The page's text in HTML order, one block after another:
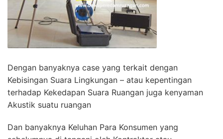
Dengan banyaknya case yang terkait dengan
Kebisingan Suara Lingkungan – atau kepentingan
terhadap Kekedapan Suara Ruangan juga kenyaman
Akustik suatu ruangan
Dan banyaknya Keluhan Para Konsumen yang